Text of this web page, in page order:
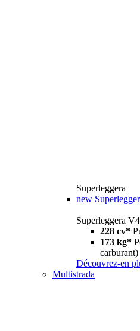
Superleggera
new
Superleggera
228 cv*
173 kg*
carburant)
Découvrez-en
Multistrada